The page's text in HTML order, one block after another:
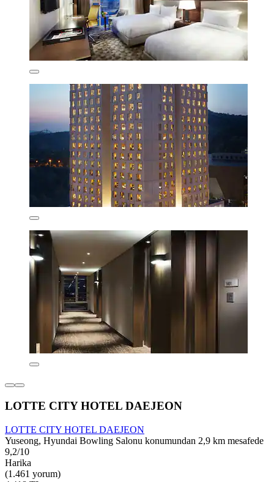
LOTTE CITY HOTEL DAEJEON
LOTTE CITY HOTEL DAEJEON
Yuseong, Hyundai Bowling Salonu konumundan 2,9 km mesafede
9,2/10
Harika
(1.461 yorum)